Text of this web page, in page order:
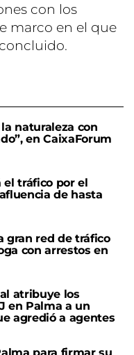
con los
marco en el que
naturaleza con
en CaixaForum
tráfico por el
de hasta
gran red de tráfico
con arrestos en
atribuye los
en Palma a un
agredió a agentes